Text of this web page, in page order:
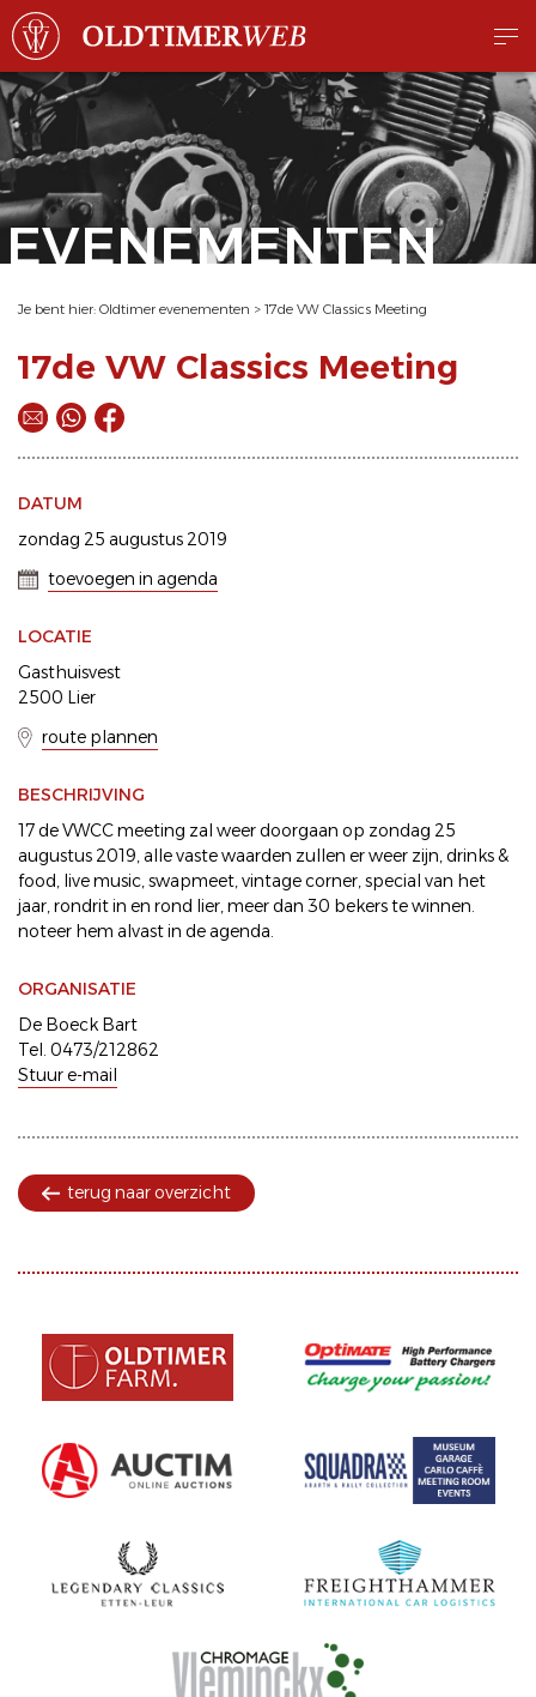
EVENEMENTEN
Je bent hier: Oldtimer evenementen > 17de VW Classics Meeting
17de VW Classics Meeting
DATUM
zondag 25 augustus 2019
toevoegen in agenda
LOCATIE
Gasthuisvest
2500 Lier
route plannen
BESCHRIJVING
17 de VWCC meeting zal weer doorgaan op zondag 25
augustus 2019, alle vaste waarden zullen er weer zijn, drinks &
food, live music, swapmeet, vintage corner, special van het
jaar, rondrit in en rond lier, meer dan 30 bekers te winnen.
noteer hem alvast in de agenda.
ORGANISATIE
De Boeck Bart
Tel. 0473/212862
Stuur e-mail
terug naar overzicht